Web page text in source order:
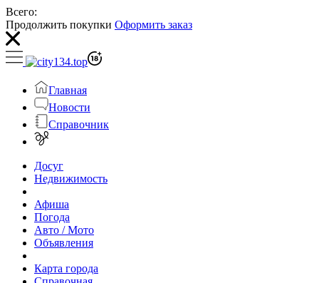
Всего:
Продолжить покупки Оформить заказ
Главная
Новости
Справочник
Досуг
Недвижимость
Афиша
Погода
Авто / Мото
Объявления
Карта города